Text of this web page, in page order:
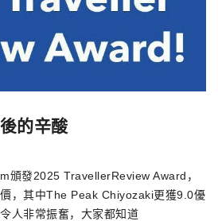
的辛酸
頒發2025 TravellerReview Award ，
，其中The Peak Chiyozaki更獲9.0優
人非常振奮，大家都知道